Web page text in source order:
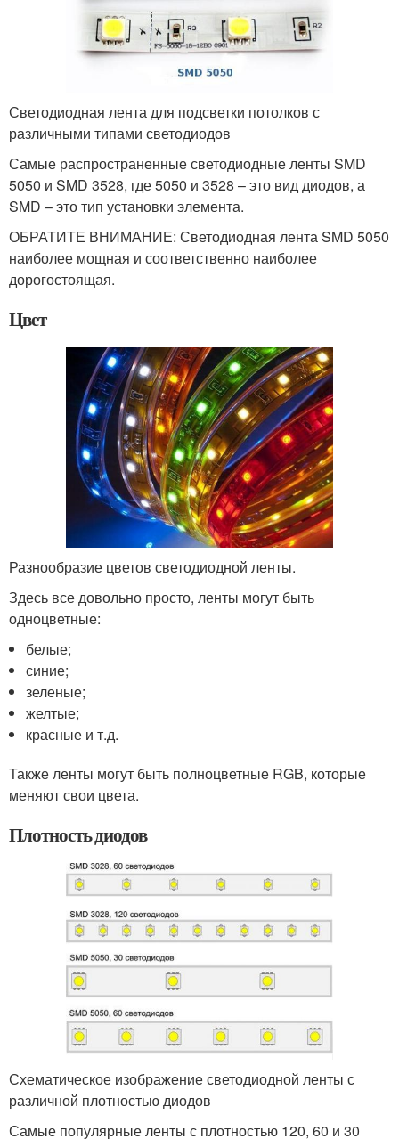
Светодиодная лента для подсветки потолков с
различными типами светодиодов
Самые распространенные светодиодные ленты SMD
5050 и SMD 3528, где 5050 и 3528 – это вид диодов, а
SMD – это тип установки элемента.
ОБРАТИТЕ ВНИМАНИЕ: Светодиодная лента SMD 5050
наиболее мощная и соответственно наиболее
дорогостоящая.
Цвет
Разнообразие цветов светодиодной ленты.
Здесь все довольно просто, ленты могут быть
одноцветные:
белые;
синие;
зеленые;
желтые;
красные и т.д.
Также ленты могут быть полноцветные RGB, которые
меняют свои цвета.
Плотность диодов
Схематическое изображение светодиодной ленты с
различной плотностью диодов
Самые популярные ленты с плотностью 120, 60 и 30